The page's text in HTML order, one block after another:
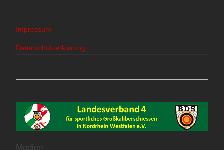
Impressum
Datenschutzerklärung
Medien